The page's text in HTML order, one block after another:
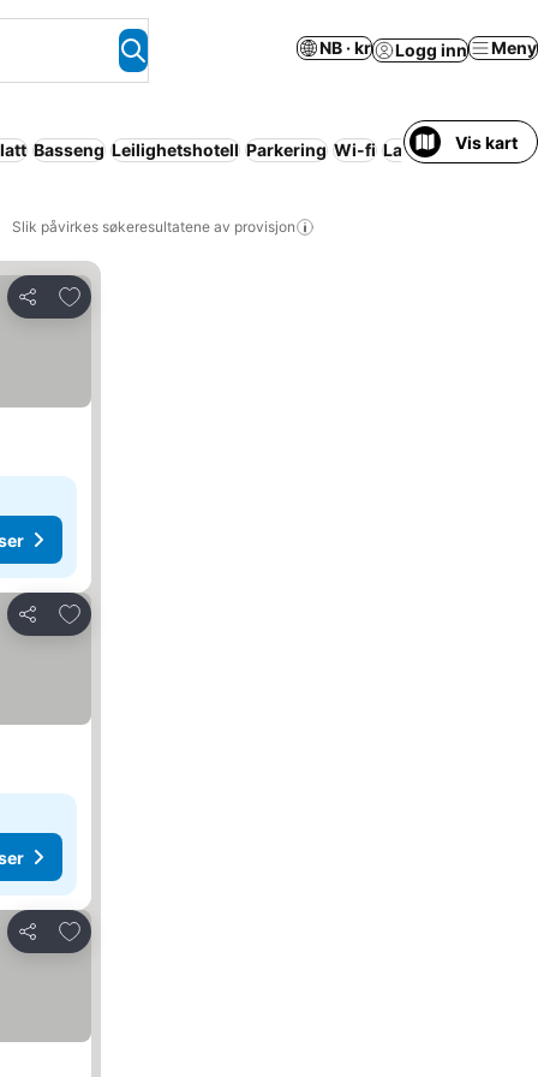
NB · kr Logg inn Meny
Basseng Leilighetshotell Parkering Wi-fi Lader til elbil Bed
Vis kart
Slik påvirkes søkeresultatene av provisjon
Del
Legg til i favoritter
Del
Legg til i favoritter
Del
Legg til i favoritter